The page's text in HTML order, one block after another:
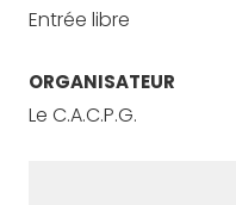
Entrée libre
ORGANISATEUR
Le C.A.C.P.G.